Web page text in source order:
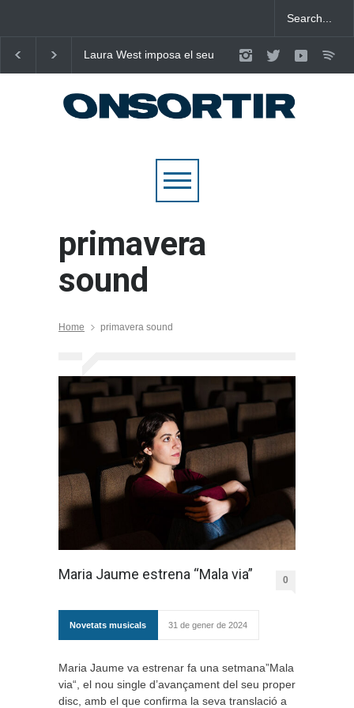
Laura West imposa el seu
pop de “m’enxules”
Poggioli i Meri Prata
eleven al cel amb
NOSALTRES’
primavera
sound
Home primavera sound
Maria Jaume estrena “Mala via” 0
Novetats musicals 31 de gener de 2024
Maria Jaume va estrenar fa una setmana”Mala
via“, el nou single d’avançament del seu proper
disc, amb el que confirma la seva translació a